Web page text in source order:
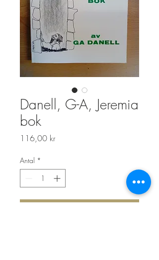
Danell, G-A, Jeremia
bok
116,00 krPris
Antal *